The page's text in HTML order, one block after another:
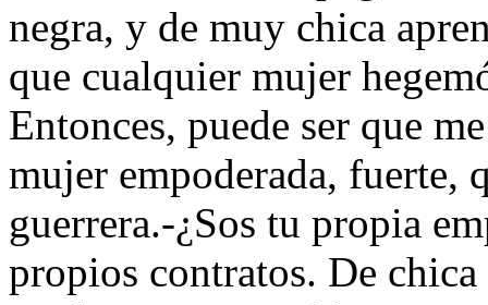
negra, y de muy chica
que cualquier mujer
Entonces, puede ser que
mujer empoderada, fuerte,
guerrera.-¿Sos tu propia
propios contratos. De